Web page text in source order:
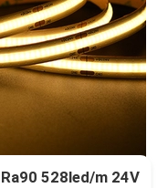
528led/m 24V